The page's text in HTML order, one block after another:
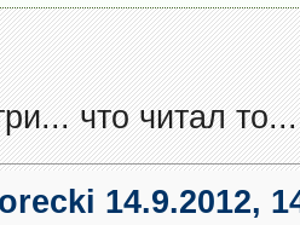
что читал
14.9.2012,